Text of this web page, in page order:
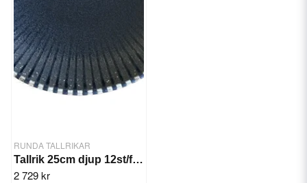
RUNDA TALLRIKAR
Tallrik 25cm djup 12st/frp. Reckless Valle
2 729 kr